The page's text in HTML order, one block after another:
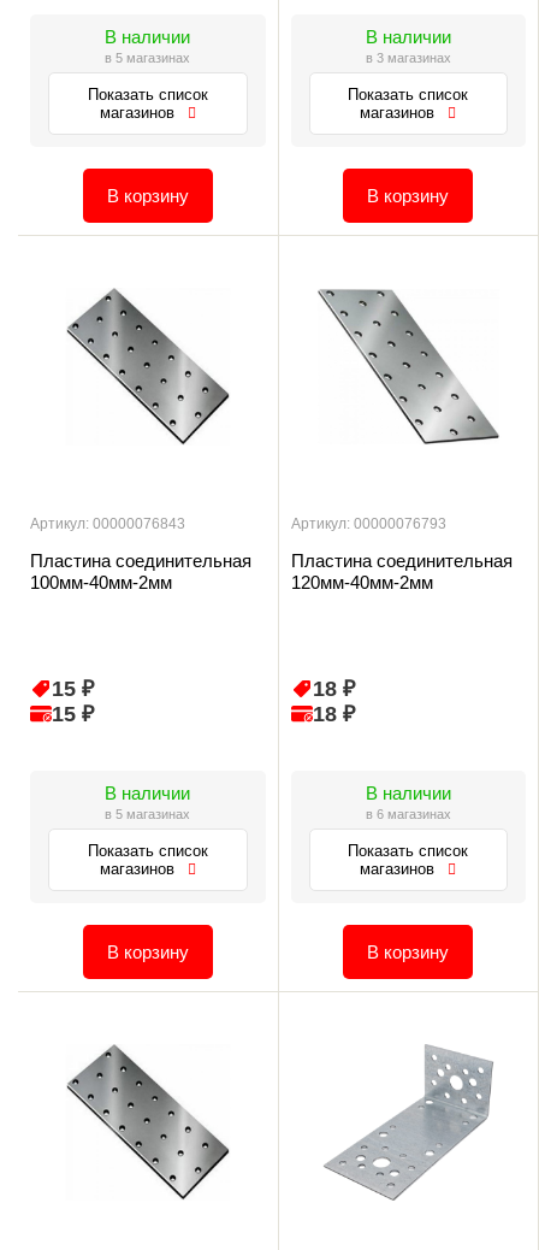
В наличии
в 5 магазинах
Показать список
магазинов
В корзину
В наличии
в 3 магазинах
Показать список
магазинов
В корзину
Артикул: 00000076843
Пластина соединительная
100мм-40мм-2мм
15 ₽
15 ₽
В наличии
в 5 магазинах
Показать список
магазинов
В корзину
Артикул: 00000076793
Пластина соединительная
120мм-40мм-2мм
18 ₽
18 ₽
В наличии
в 6 магазинах
Показать список
магазинов
В корзину